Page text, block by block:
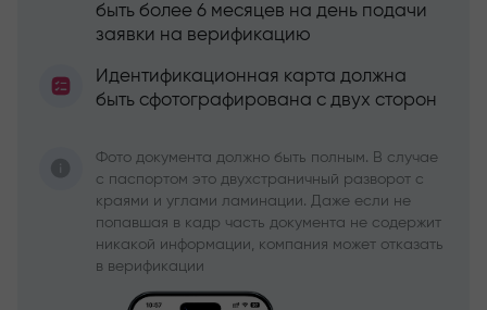
быть более 6 месяцев на день подачи
заявки на верификацию
Идентификационная карта должна
быть сфотографирована с двух сторон
Фото документа должно быть полным. В случае
с паспортом это двухстраничный разворот с
краями и углами ламинации. Даже если не
попавшая в кадр часть документа не содержит
никакой информации, компания может отказать
в верификации